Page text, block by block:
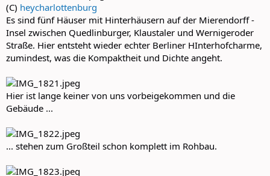
(C) heycharlottenburg
Es sind fünf Häuser mit Hinterhäusern auf der Mierendorff -
Insel zwischen Quedlinburger, Klaustaler und Wernigeroder
Straße. Hier entsteht wieder echter Berliner HInterhofcharme,
zumindest, was die Kompaktheit und Dichte angeht.
Hier ist lange keiner von uns vorbeigekommen und die
Gebäude ...
... stehen zum Großteil schon komplett im Rohbau.